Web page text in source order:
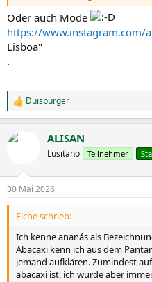
Oder auch Mode
https://www.instagram.com/
Lisboa"
.
R
e
k
e
n
Duisburger
ALISAN
Lusitano Teilnehmer
30 Mai 2026
Eiche schrieb:
Ich kenne ananás als
Abacaxi kenn ich aus dem
jemand aufklären. Zumindest
abacaxi ist, ich wurde aber